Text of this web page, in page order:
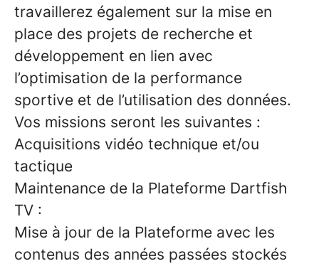
travaillerez également sur la mise en
place des projets de recherche et
développement en lien avec
l’optimisation de la performance
sportive et de l’utilisation des données.
Vos missions seront les suivantes :
Acquisitions vidéo technique et/ou
tactique
Maintenance de la Plateforme Dartfish
TV :
Mise à jour de la Plateforme avec les
contenus des années passées stockés